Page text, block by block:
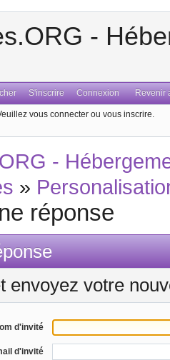
-
S'inscrire Connexion Revenir
vous connecter ou vous inscrire.
-
»
réponse
envoyez votre
d'invité
d'invité